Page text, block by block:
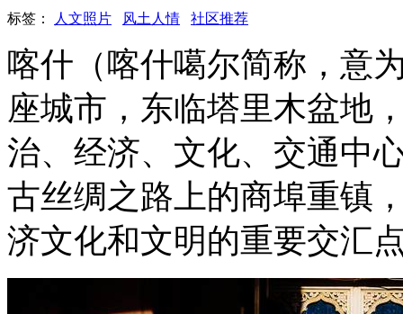
标签： 人文照片 风土人情 社区推荐
喀什（喀什噶尔简称，意
座城市，东临塔里木盆地
治、经济、文化、交通中
古丝绸之路上的商埠重镇
济文化和文明的重要交汇